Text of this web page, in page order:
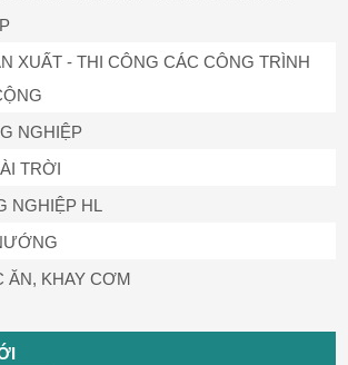
XUẤT - THI CÔNG CÁC CÔNG TRÌNH
NGHIỆP
TRỜI
NGHIỆP HL
ĂN, KHAY CƠM